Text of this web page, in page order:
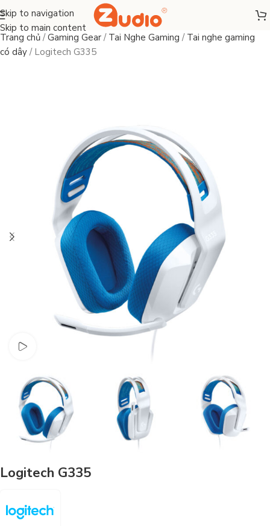
Skip to navigation
Skip to main content
Trang chủ /Gaming Gear / Tai Nghe Gaming / Tai nghe gaming
có dây / Logitech G335
Logitech G335